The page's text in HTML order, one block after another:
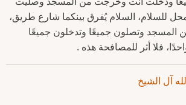
للسلام، السلام يُفرق بينكما شارع طريق،
المسجد وتصلون جميعًا وتدخلون جميعًا
فلا أثر للمصافحة هذه .
آل الشيخ